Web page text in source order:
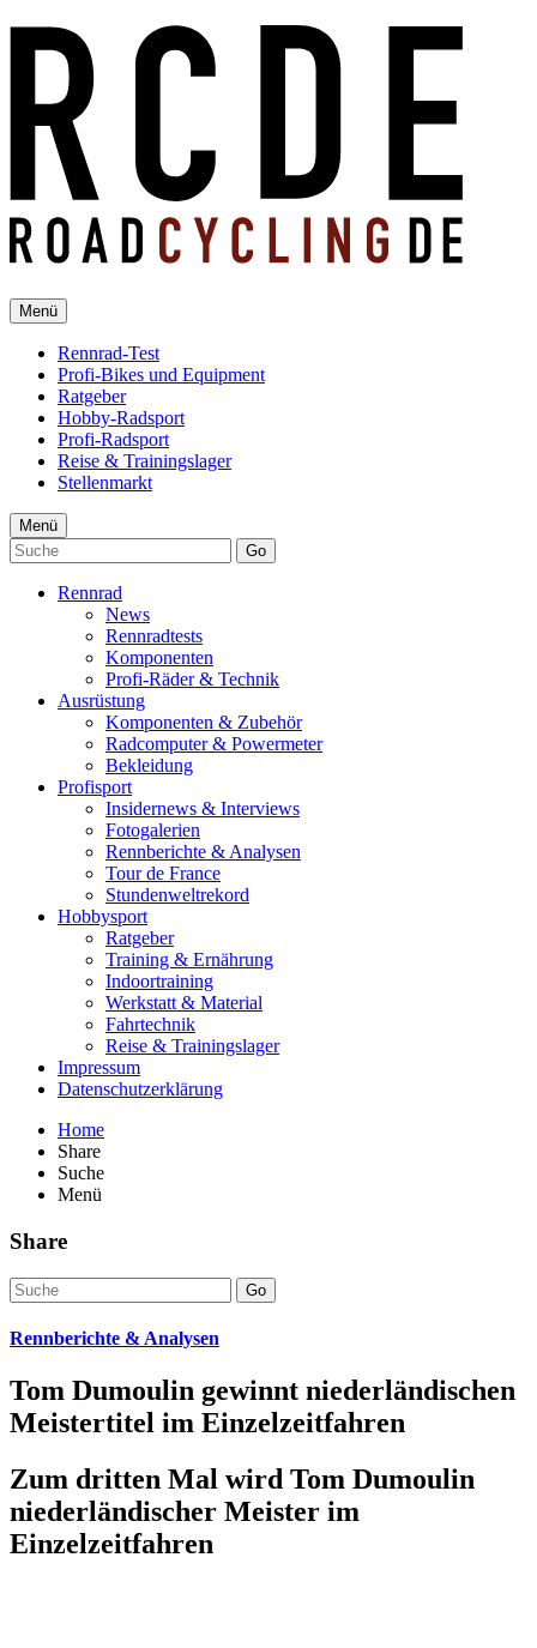
Menü
Rennrad-Test
Profi-Bikes und Equipment
Ratgeber
Hobby-Radsport
Profi-Radsport
Reise & Trainingslager
Stellenmarkt
Menü
Go
Rennrad
News
Rennradtests
Komponenten
Profi-Räder & Technik
Ausrüstung
Komponenten & Zubehör
Radcomputer & Powermeter
Bekleidung
Profisport
Insidernews & Interviews
Fotogalerien
Rennberichte & Analysen
Tour de France
Stundenweltrekord
Hobbysport
Ratgeber
Training & Ernährung
Indoortraining
Werkstatt & Material
Fahrtechnik
Reise & Trainingslager
Impressum
Datenschutzerklärung
Home
Share
Suche
Menü
Share
Go
Rennberichte & Analysen
Tom Dumoulin gewinnt niederländischen
Meistertitel im Einzelzeitfahren
Zum dritten Mal wird Tom Dumoulin
niederländischer Meister im
Einzelzeitfahren